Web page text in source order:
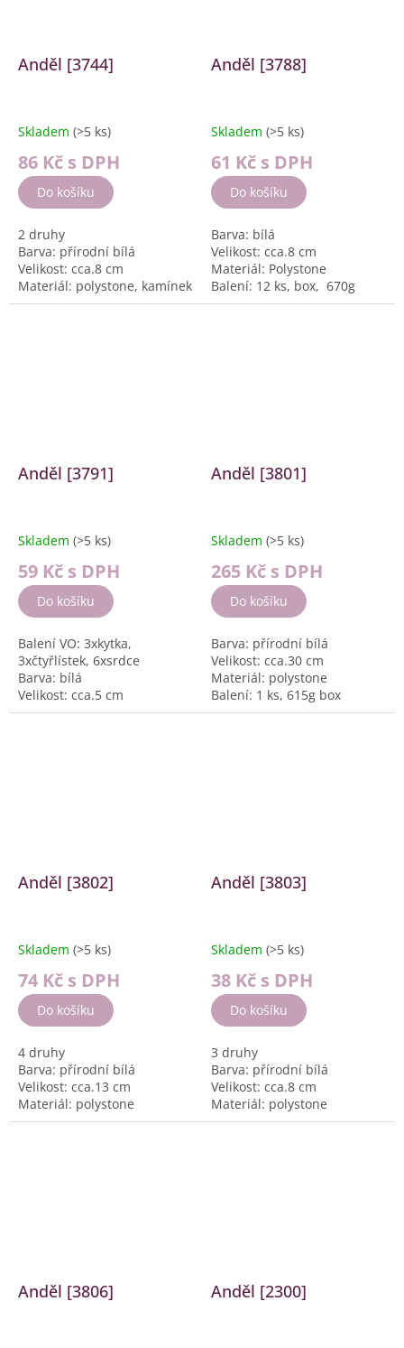
Anděl [3744]
Skladem (>5 ks)
86 Kč s DPH
Do košíku
2 druhy
Barva: přírodní bílá
Velikost: cca.8 cm
Materiál: polystone, kamínek
Balení: 12 ks, box, 760g
Anděl [3788]
Skladem (>5 ks)
61 Kč s DPH
Do košíku
Barva: bílá
Velikost: cca.8 cm
Materiál: Polystone
Balení: 12 ks, box, 670g
Anděl [3791]
Skladem (>5 ks)
59 Kč s DPH
Do košíku
Balení VO: 3xkytka,
3xčtyřlístek, 6xsrdce
Barva: bílá
Velikost: cca.5 cm
Materiál: Polystone
Anděl [3801]
Skladem (>5 ks)
265 Kč s DPH
Do košíku
Barva: přírodní bílá
Velikost: cca.30 cm
Materiál: polystone
Balení: 1 ks, 615g box
Anděl [3802]
Skladem (>5 ks)
74 Kč s DPH
Do košíku
4 druhy
Barva: přírodní bílá
Velikost: cca.13 cm
Materiál: polystone
Balení: 6 ks, 510g box
Anděl [3803]
Skladem (>5 ks)
38 Kč s DPH
Do košíku
3 druhy
Barva: přírodní bílá
Velikost: cca.8 cm
Materiál: polystone
Balení: 12 ks, 356g box
Anděl [3806] Anděl [2300]